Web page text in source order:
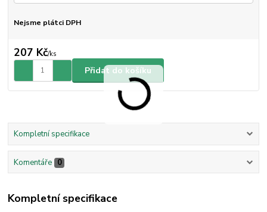
Nejsme plátci DPH
207 Kč/ks
Přidat do košíku
Kompletní specifikace
Komentáře 0
Kompletní specifikace